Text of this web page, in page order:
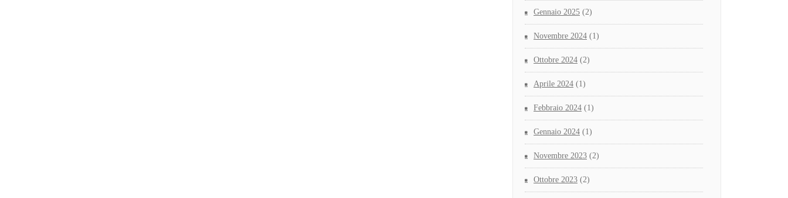
Gennaio 2025 (2)
Novembre 2024 (1)
Ottobre 2024 (2)
Aprile 2024 (1)
Febbraio 2024 (1)
Gennaio 2024 (1)
Novembre 2023 (2)
Ottobre 2023 (2)